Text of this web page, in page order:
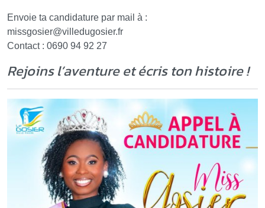
Envoie ta candidature par mail à :
missgosier@villedugosier.fr
Contact : 0690 94 92 27
Rejoins l’aventure et écris ton histoire !